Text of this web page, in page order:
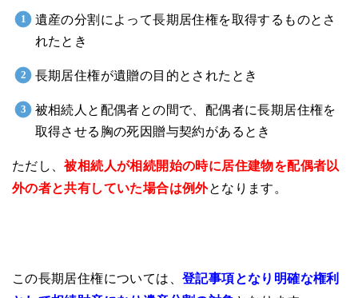
遺産の分割によって長期居住権を取得するものとさ
れたとき
長期居住権が遺贈の目的とされたとき
被相続人と配偶者との間で、配偶者に長期居住権を
取得させる胸の死因贈与契約があるとき
ただし、被相続人が相続開始の時に居住建物を配偶者以
外の者と共有していた場合は例外となります。
この長期居住権については、登記事項となり明確な権利